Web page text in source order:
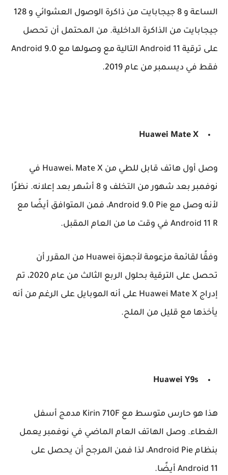
الساعة و 8 جيجابايت من ذاكرة الوصول العشوائي و 128
جيجابايت من الذاكرة الداخلية. من المحتمل أن تحصل
على ترقية Android 11 التالية مع وصولها مع Android 9.0
فقط في ديسمبر من عام 2019.
Huawei Mate X
وصل أول هاتف قابل للطي من Huawei، Mate X في
نوفمبر بعد شهور من التخلف و 8 أشهر بعد إعلانه. نظرًا
لأنه وصل مع Android 9.0 Pie، فمن المتوافق أيضًا مع
Android 11 R في وقت ما من العام المقبل.
وفقًا لقائمة مزعومة لأجهزة Huawei من المقرر أن
تحصل على الترقية بحلول الربع الثالث من عام 2020، تم
إدراج Huawei Mate X على أنه الموبايل على الرغم من أنه
يأخذها مع قليل من الملح.
Huawei Y9s
هذا هو حارس متوسط ​​مع Kirin 710F مدمج أسفل
الغطاء. وصل الهاتف العام الماضي في نوفمبر يعمل
بنظام Android Pie، لذا فمن المرجح أن يحصل على
Android 11 أيضًا.